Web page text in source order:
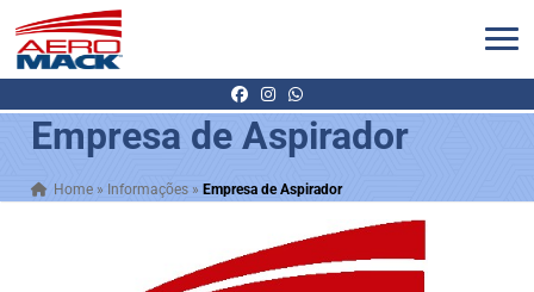
Empresa de Aspirador
Home » Informações » Empresa de Aspirador